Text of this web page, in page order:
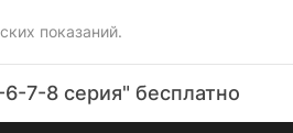
показаний.
7-8 серия" бесплатно